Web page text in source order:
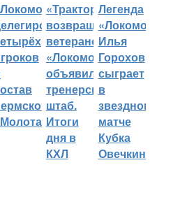
«Трактор»
возвращает
ветеранов,
«Локомотив»
объявил
тренерский
штаб.
Итоги
дня в
КХЛ
Легенда
«Локомотива»
Илья
Горохов
сыграет
в
звездном
матче
Кубка
Овечкина